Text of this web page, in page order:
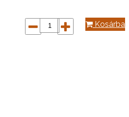
Kosárba